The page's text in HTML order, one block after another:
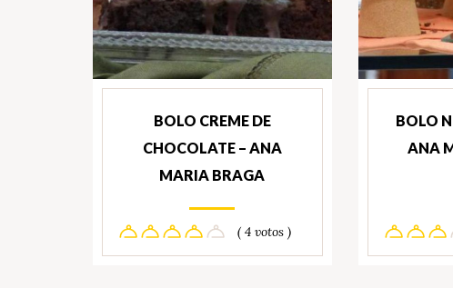
BOLO CREME DE
CHOCOLATE – ANA
MARIA BRAGA
( 4 votos )
BOLO
ANA